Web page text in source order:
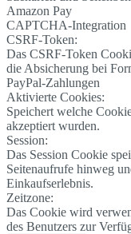
Amazon Pay
CAPTCHA-Integration
CSRF-Token:
Das CSRF-Token
die Absicherung bei
PayPal-Zahlungen
Aktivierte Cookies:
Speichert welche
akzeptiert wurden.
Session:
Das Session Cookie
Seitenaufrufe hinweg
Einkaufserlebnis.
Zeitzone:
Das Cookie wird
des Benutzers zur